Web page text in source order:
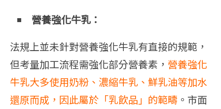
營養強化牛乳：
法規上並未針對營養強化牛乳有直接的規範，
但考量加工流程需強化部分營養素， 營養強化
牛乳大多使用奶粉、濃縮牛乳、鮮乳油等加水
還原而成，因此屬於「乳飲品」的範疇 。市面